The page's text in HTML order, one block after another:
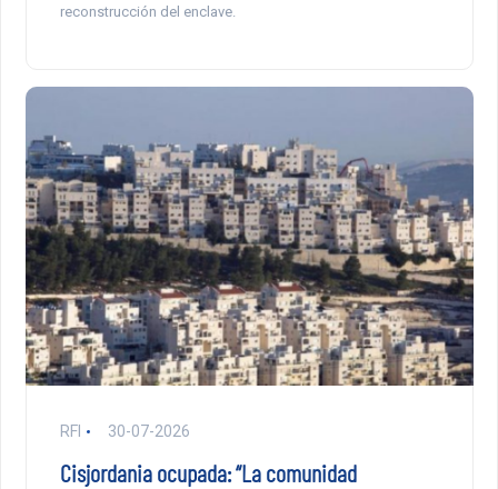
reconstrucción del enclave.
RFI 30-07-2026
Cisjordania ocupada: “La comunidad